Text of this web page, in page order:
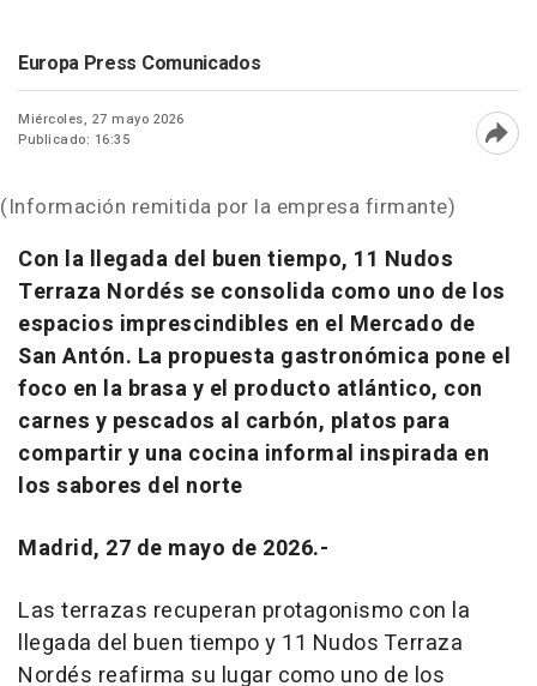
Europa Press Comunicados
Miércoles, 27 mayo 2026
Publicado: 16:35
(Información remitida por la empresa firmante)
Con la llegada del buen tiempo, 11 Nudos
Terraza Nordés se consolida como uno de los
espacios imprescindibles en el Mercado de
San Antón. La propuesta gastronómica pone el
foco en la brasa y el producto atlántico, con
carnes y pescados al carbón, platos para
compartir y una cocina informal inspirada en
los sabores del norte
Madrid, 27 de mayo de 2026.-
Las terrazas recuperan protagonismo con la
llegada del buen tiempo y 11 Nudos Terraza
Nordés reafirma su lugar como uno de los